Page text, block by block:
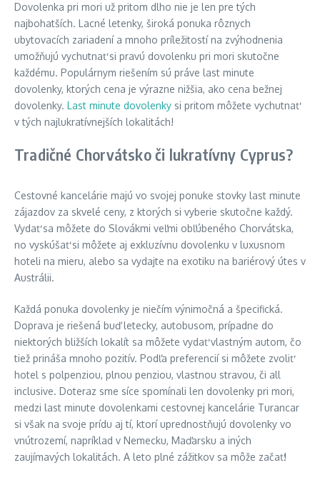
Dovolenka pri mori už pritom dlho nie je len pre tých
najbohatších. Lacné letenky, široká ponuka rôznych
ubytovacích zariadení a mnoho príležitostí na zvýhodnenia
umožňujú vychutnať si pravú dovolenku pri mori skutočne
každému. Populárnym riešením sú práve last minute
dovolenky, ktorých cena je výrazne nižšia, ako cena bežnej
dovolenky. Last minute dovolenky si pritom môžete vychutnať
v tých najlukratívnejších lokalitách!
Tradičné Chorvátsko či lukratívny Cyprus?
Cestovné kancelárie majú vo svojej ponuke stovky last minute
zájazdov za skvelé ceny, z ktorých si vyberie skutočne každý.
Vydať sa môžete do Slovákmi veľmi obľúbeného Chorvátska,
no vyskúšať si môžete aj exkluzívnu dovolenku v luxusnom
hoteli na mieru, alebo sa vydajte na exotiku na bariérový útes v
Austrálii.
Každá ponuka dovolenky je niečím výnimočná a špecifická.
Doprava je riešená buď letecky, autobusom, prípadne do
niektorých bližších lokalít sa môžete vydať vlastným autom, čo
tiež prináša mnoho pozitív. Podľa preferencií si môžete zvoliť
hotel s polpenziou, plnou penziou, vlastnou stravou, či all
inclusive. Doteraz sme síce spomínali len dovolenky pri mori,
medzi last minute dovolenkami cestovnej kancelárie Turancar
si však na svoje prídu aj tí, ktorí uprednostňujú dovolenky vo
vnútrozemí, napríklad v Nemecku, Maďarsku a iných
zaujímavých lokalitách. A leto plné zážitkov sa môže začať!